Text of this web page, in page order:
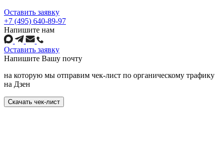
Оставить заявку
+7 (495) 640-89-97
Напишите нам
Оставить заявку
Напишите Вашу почту
на которую мы отправим чек-лист по органическому трафику
на Дзен
Скачать чек-лист